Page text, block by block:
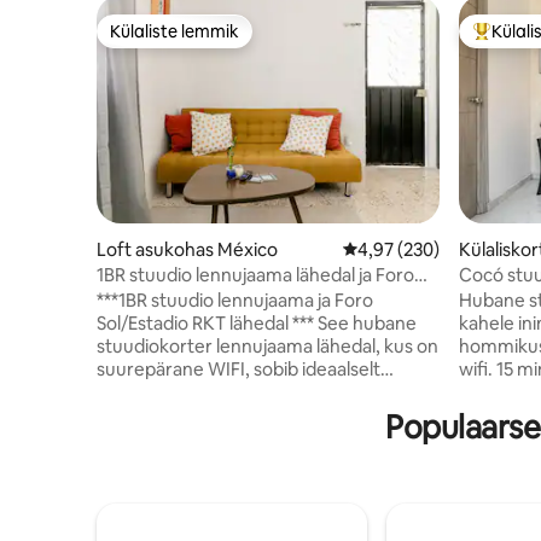
Külaliste lemmik
Külaliste lemmik
Loft asukohas México Keskmine hinnang
4,97 (230)
1BR stuudio lennujaama lähedal ja Foro
Sol/GNP
***1BR stuudio lennujaama ja Foro
Sol/Estadio RKT lähedal *** See hubane
stuudiokorter lennujaama lähedal, kus on
suurepärane WIFI, sobib ideaalselt
Méxicos või kontsertideks Foro Sol /
Palacio de los Deportes 'is. Parkimiskoht
co
Cocó
Hubane
kahele
wifi. 15
tänaval